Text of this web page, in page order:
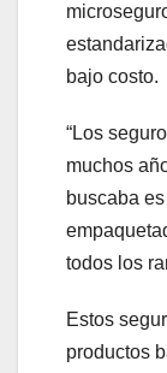
bajo costo.
“Los
muchos
buscaba
todos los
Estos
productos